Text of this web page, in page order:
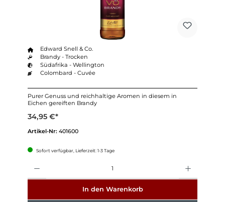
Edward Snell & Co.
Brandy - Trocken
Südafrika - Wellington
Colombard - Cuvée
Purer Genuss und reichhaltige Aromen in diesem in
Eichen gereiften Brandy
34,95 €*
Artikel-Nr: 401600
Sofort verfügbar, Lieferzeit: 1-3 Tage
In den Warenkorb